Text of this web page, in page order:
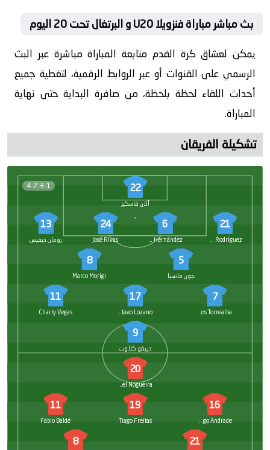
بث مباشر مباراة فنزويلا U20 و البرتغال تحت 20 اليوم
يمكن لعشاق كرة القدم متابعة المباراة مباشرة عبر البث
الرسمي على القنوات أو عبر الروابط الرقمية، لتغطية جميع
أحداث اللقاء لحظة بلحظة، من صافرة البداية حتى نهاية
المباراة.
تشكيلة الفريقان
4-2-3-1 22
آلان فاسكيز
21
David Rodríguez
6
Sebastián Hernández
24
José Rivas
13
رومان ديفيس
5
جون مانسيا
8
Marco Morigi
7
Santos Torrealba
17
Gustavo Lozano
11
Charly Vegas
9
دييغو كلاوت
20
Miguel Nogueira
16
Tiago Andrade
19
Tiago Freitas
11
Fabio Baldé
21
8